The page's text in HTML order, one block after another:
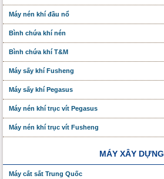
Máy nén khí đầu nổ
Bình chứa khí nén
Bình chứa khí T&M
Máy sấy khí Fusheng
Máy sấy khí Pegasus
Máy nén khí trục vít Pegasus
Máy nén khí trục vít Fusheng
MÁY XÂY DỰNG
Máy cắt sắt Trung Quốc